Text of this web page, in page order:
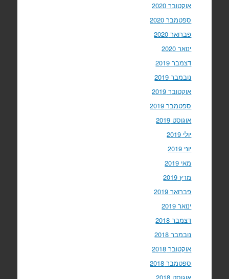
אוקטובר 2020
ספטמבר 2020
פברואר 2020
ינואר 2020
דצמבר 2019
נובמבר 2019
אוקטובר 2019
ספטמבר 2019
אוגוסט 2019
יולי 2019
יוני 2019
מאי 2019
מרץ 2019
פברואר 2019
ינואר 2019
דצמבר 2018
נובמבר 2018
אוקטובר 2018
ספטמבר 2018